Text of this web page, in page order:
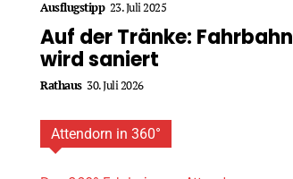
Ausflugstipp 23. Juli 2025
Auf der Tränke: Fahrbahn
wird saniert
Rathaus 30. Juli 2026
Attendorn in 360°